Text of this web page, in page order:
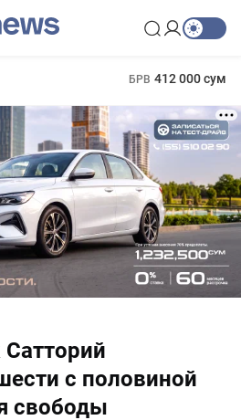
БРВ 412 000 сум
Сатторий
с половиной
свободы